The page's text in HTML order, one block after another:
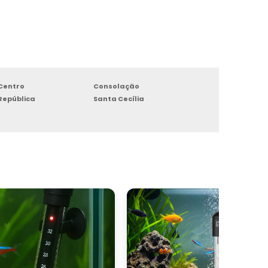
Consolação
Santa Cecília